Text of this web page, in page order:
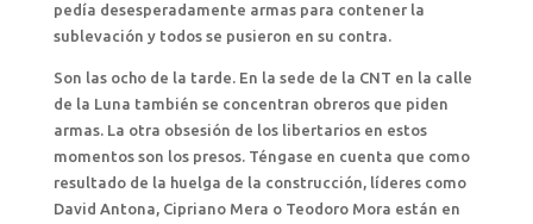
pedía desesperadamente armas para contener la
sublevación y todos se pusieron en su contra.
Son las ocho de la tarde. En la sede de la CNT en la calle
de la Luna también se concentran obreros que piden
armas. La otra obsesión de los libertarios en estos
momentos son los presos. Téngase en cuenta que como
resultado de la huelga de la construcción, líderes como
David Antona, Cipriano Mera o Teodoro Mora están en